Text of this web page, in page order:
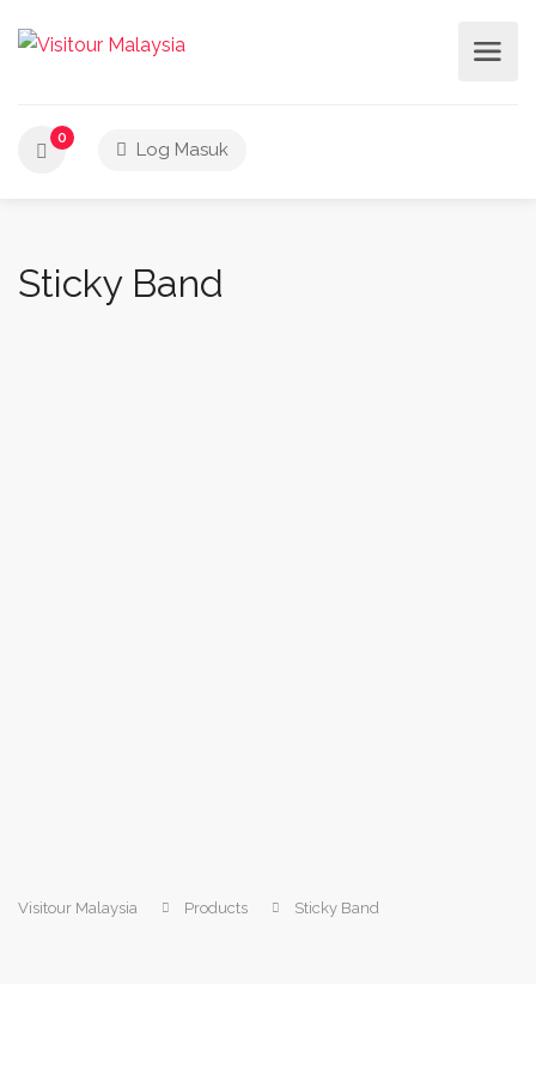
0
Log Masuk
Sticky Band
Visitour Malaysia Products Sticky Band